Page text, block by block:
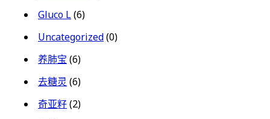
Gluco L(6)
Uncategorized(0)
养肺宝 (6)
去糖灵(6)
奇亚籽(2)